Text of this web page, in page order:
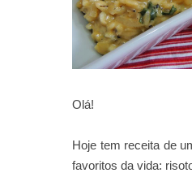
Olá!
Hoje tem receita de
favoritos da vida: